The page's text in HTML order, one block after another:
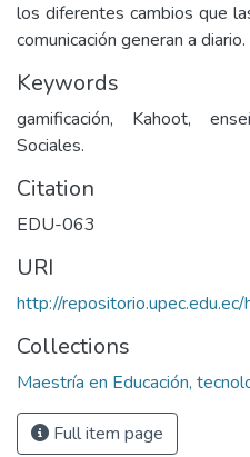
los diferentes cambios que
comunicación generan a diario.
Keywords
gamificación, Kahoot,
Sociales.
Citation
EDU-063
URI
http://
Collections
Maestría en Educación,
Full item page